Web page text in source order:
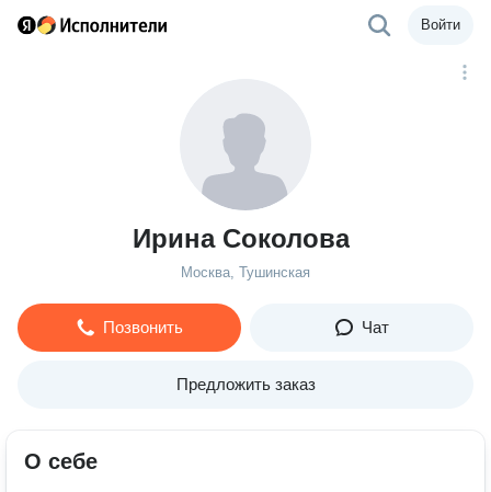
Войти
Ирина Соколова
Москва, Тушинская
Позвонить Чат
Предложить заказ
О себе